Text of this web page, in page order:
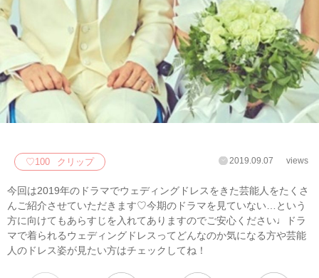
♡100 クリップ 2019.09.07 views
今回は2019年のドラマでウェディングドレスをきた芸能人をたくさ
んご紹介させていただきます♡今期のドラマを見ていない…という
方に向けてもあらすじを入れてありますのでご安心ください♩ドラ
マで着られるウェディングドレスってどんなのか気になる方や芸能
人のドレス姿が見たい方はチェックしてね！